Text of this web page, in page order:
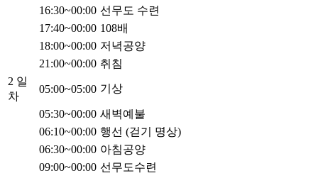
16:30~00:00 선무도 수련
17:40~00:00 108배
18:00~00:00 저녁공양
21:00~00:00 취침
2 일
차
05:00~05:00 기상
05:30~00:00 새벽예불
06:10~00:00 행선 (걷기 명상)
06:30~00:00 아침공양
09:00~00:00 선무도수련